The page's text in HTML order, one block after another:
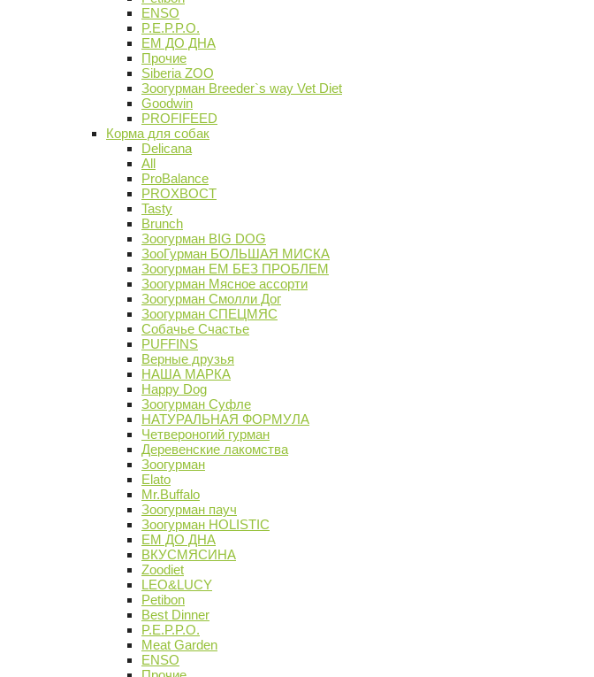
ENSO
P.E.P.P.O.
ЕМ ДО ДНА
Прочие
Siberia ZOO
Зоогурман Breeder`s way Vet Diet
Goodwin
PROFIFEED
Корма для собак
Delicana
All
ProBalance
PROХВОСТ
Tasty
Brunch
Зоогурман BIG DOG
ЗооГурман БОЛЬШАЯ МИСКА
Зоогурман ЕМ БЕЗ ПРОБЛЕМ
Зоогурман Мясное ассорти
Зоогурман Смолли Дог
Зоогурман СПЕЦМЯС
Собачье Счастье
PUFFINS
Верные друзья
НАША МАРКА
Happy Dog
Зоогурман Суфле
НАТУРАЛЬНАЯ ФОРМУЛА
Четвероногий гурман
Деревенские лакомства
Зоогурман
Elato
Mr.Buffalo
Зоогурман пауч
Зоогурман HOLISTIC
ЕМ ДО ДНА
ВКУСМЯСИНА
Zoodiet
LEO&LUCY
Petibon
Best Dinner
P.E.P.P.O.
Meat Garden
ENSO